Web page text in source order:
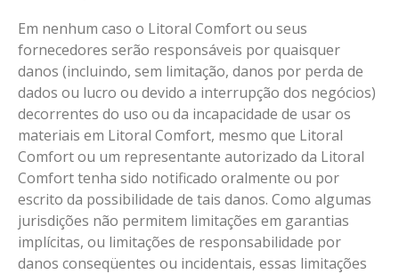
Em nenhum caso o Litoral Comfort ou seus
fornecedores serão responsáveis ​​por quaisquer
danos (incluindo, sem limitação, danos por perda de
dados ou lucro ou devido a interrupção dos negócios)
decorrentes do uso ou da incapacidade de usar os
materiais em Litoral Comfort, mesmo que Litoral
Comfort ou um representante autorizado da Litoral
Comfort tenha sido notificado oralmente ou por
escrito da possibilidade de tais danos. Como algumas
jurisdições não permitem limitações em garantias
implícitas, ou limitações de responsabilidade por
danos conseqüentes ou incidentais, essas limitações